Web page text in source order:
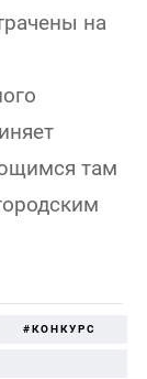
на
там
#КОНКУРС